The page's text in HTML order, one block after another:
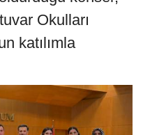
Okulları
katılımla